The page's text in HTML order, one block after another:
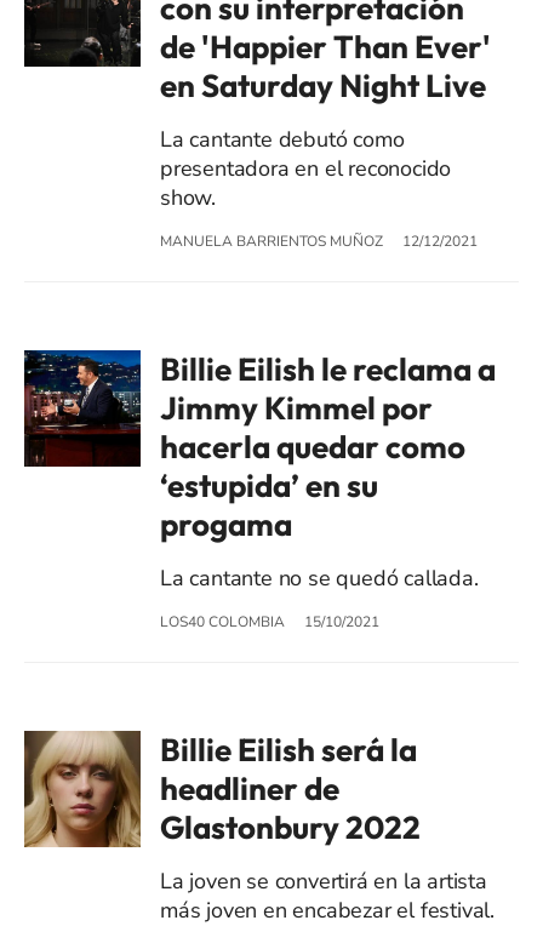
de 'Happier Than Ever'
en Saturday Night Live
La cantante debutó como
presentadora en el reconocido
show.
MANUELA BARRIENTOS MUÑOZ 12/12/2021
Billie Eilish le reclama a
Jimmy Kimmel por
hacerla quedar como
‘estupida’ en su
progama
La cantante no se quedó callada.
LOS40 COLOMBIA 15/10/2021
Billie Eilish será la
headliner de
Glastonbury 2022
La joven se convertirá en la artista
más joven en encabezar el festival.